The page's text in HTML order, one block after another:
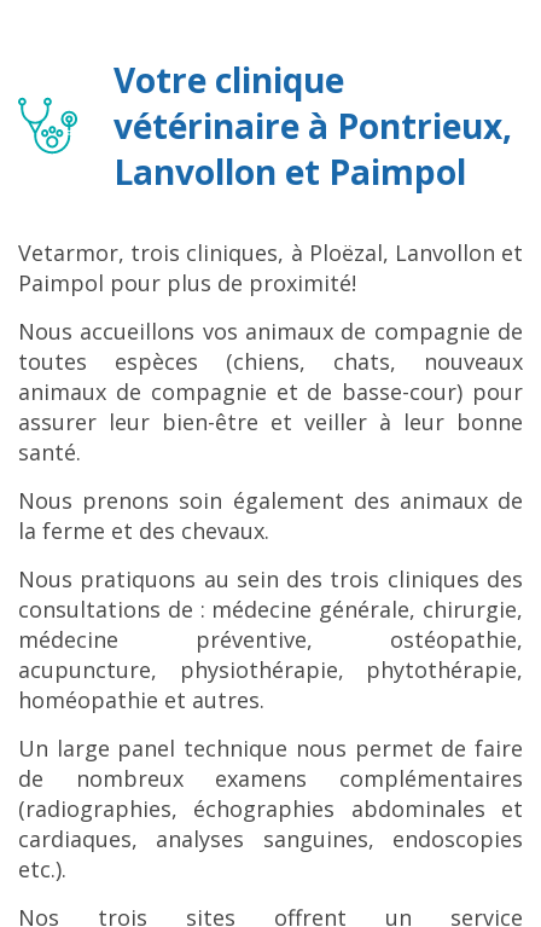
Votre clinique
vétérinaire à Pontrieux,
Lanvollon et Paimpol
Vetarmor, trois cliniques, à Ploëzal, Lanvollon et
Paimpol pour plus de proximité!
Nous accueillons vos animaux de compagnie de
toutes espèces (chiens, chats, nouveaux
animaux de compagnie et de basse-cour) pour
assurer leur bien-être et veiller à leur bonne
santé.
Nous prenons soin également des animaux de
la ferme et des chevaux.
Nous pratiquons au sein des trois cliniques des
consultations de : médecine générale, chirurgie,
médecine préventive, ostéopathie,
acupuncture, physiothérapie, phytothérapie,
homéopathie et autres.
Un large panel technique nous permet de faire
de nombreux examens complémentaires
(radiographies, échographies abdominales et
cardiaques, analyses sanguines, endoscopies
etc.).
Nos trois sites offrent un service